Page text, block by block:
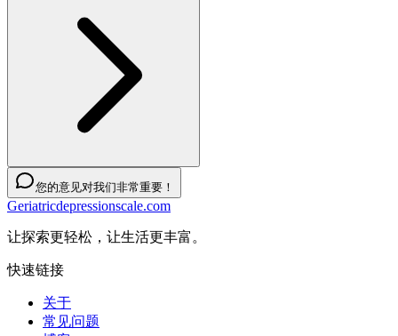
您的意见对我们非常重要！
Geriatricdepressionscale.com
让探索更轻松，让生活更丰富。
快速链接
关于
常见问题